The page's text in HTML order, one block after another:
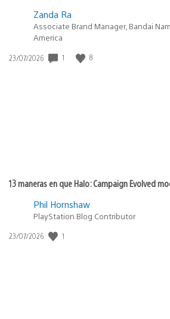
Zanda Ra
Associate Brand Manager, Bandai
America
Fecha
23/07/2026 1 8
13 maneras en que Halo: Campaign Evolved
Phil Hornshaw
PlayStation Blog Contributor
Fecha
23/07/2026 1